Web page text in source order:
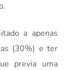
a apenas
(30%) e ter
previa uma